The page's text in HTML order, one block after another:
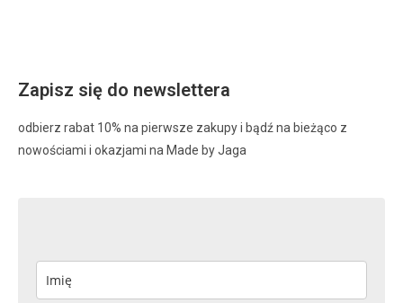
Zapisz się do newslettera
odbierz rabat 10% na pierwsze zakupy i bądź na bieżąco z
nowościami i okazjami na Made by Jaga